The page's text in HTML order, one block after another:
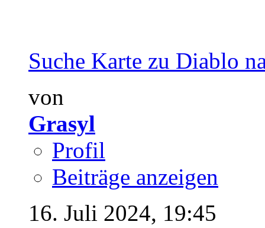
Suche Karte zu Diablo
von
Grasyl
Profil
Beiträge anzeigen
16. Juli 2024, 19:45